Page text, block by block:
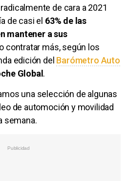
de cara a 2021
de casi el 63% de las
mantener a sus
contratar más, según los
edición del Barómetro Auto
Global.
una selección de algunas
de automoción y movilidad
semana.